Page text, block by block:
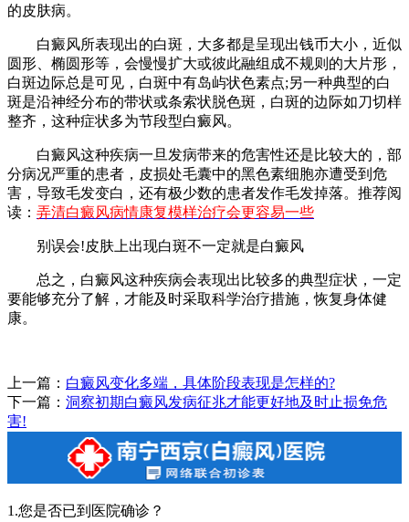
的皮肤病。
白癜风所表现出的白斑，大多都是呈现出钱币大小，近似
圆形、椭圆形等，会慢慢扩大或彼此融组成不规则的大片形，
白斑边际总是可见，白斑中有岛屿状色素点;另一种典型的白
斑是沿神经分布的带状或条索状脱色斑，白斑的边际如刀切样
整齐，这种症状多为节段型白癜风。
白癜风这种疾病一旦发病带来的危害性还是比较大的，部
分病况严重的患者，皮损处毛囊中的黑色素细胞亦遭受到危
害，导致毛发变白，还有极少数的患者发作毛发掉落。推荐阅
读： 弄清白癜风病情康复模样治疗会更容易一些
别误会!皮肤上出现白斑不一定就是白癜风
总之，白癜风这种疾病会表现出比较多的典型症状，一定
要能够充分了解，才能及时采取科学治疗措施，恢复身体健
康。
上一篇： 白癜风变化多端，具体阶段表现是怎样的?
下一篇： 洞察初期白癜风发病征兆才能更好地及时止损免危
害!
1.您是否已到医院确诊？